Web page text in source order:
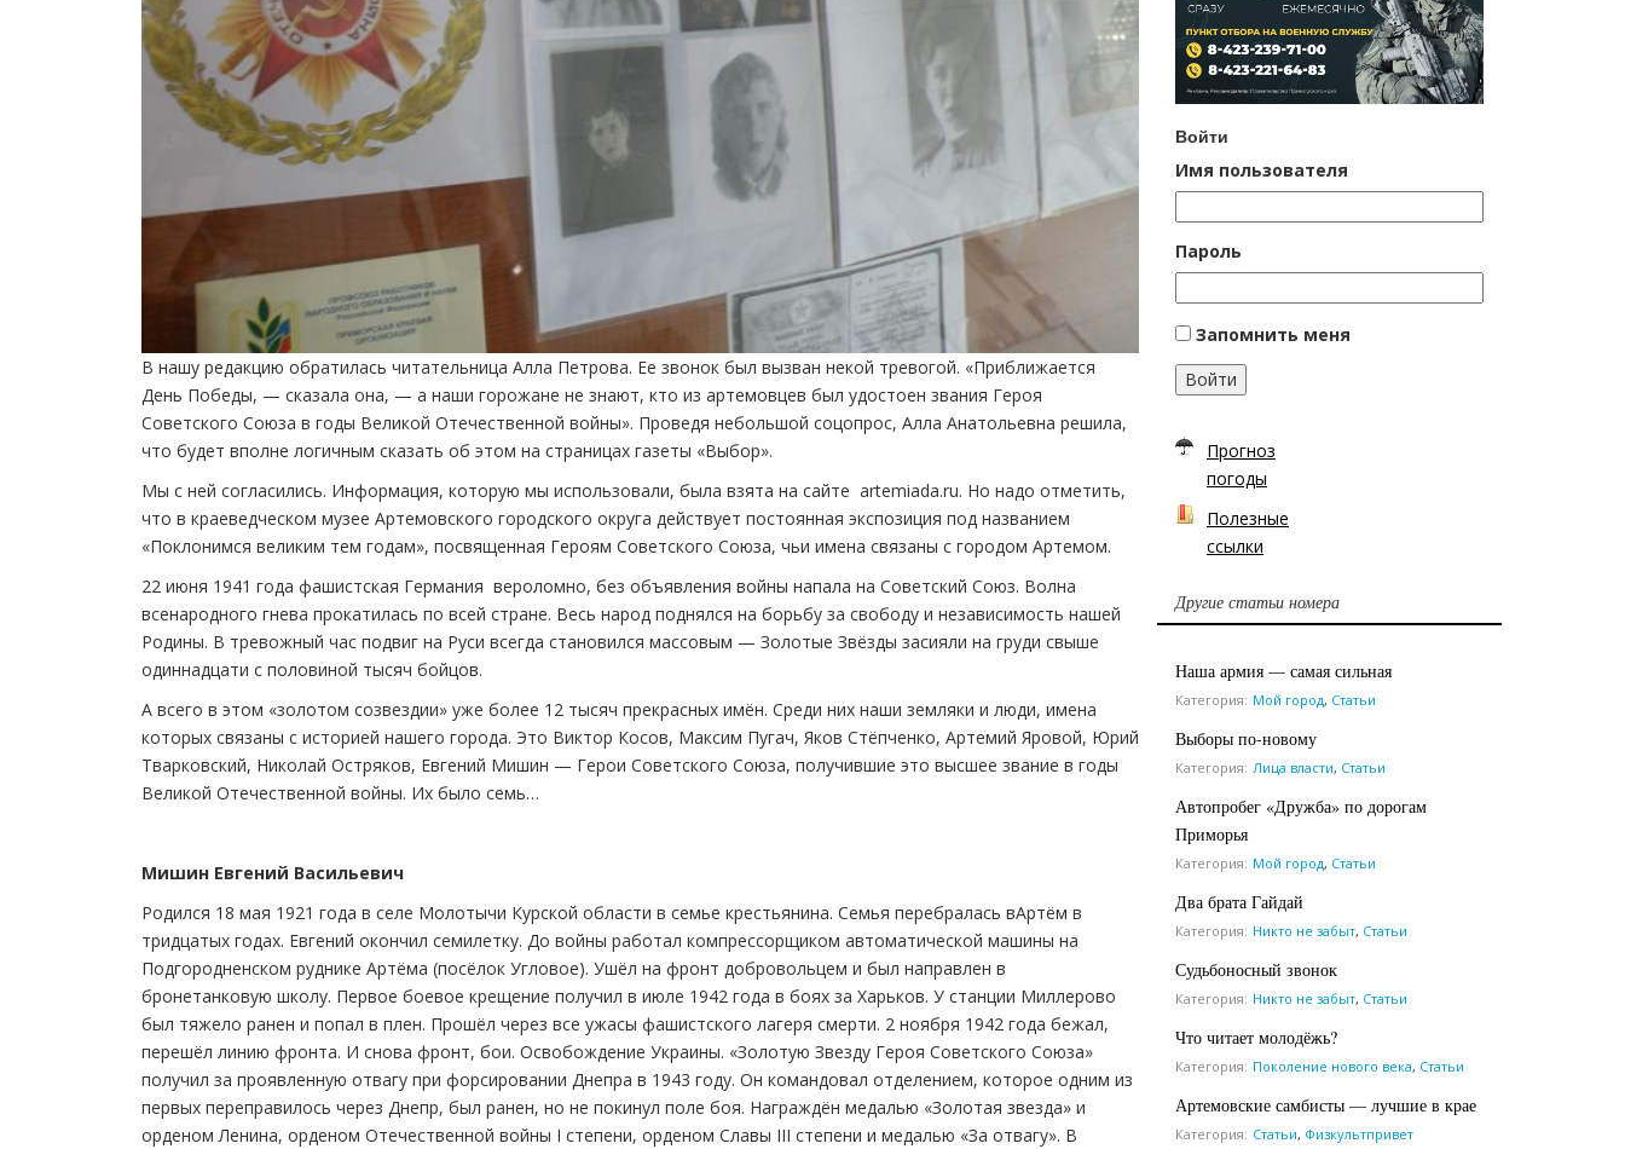
В нашу редакцию обратилась читательница Алла Петрова. Ее звонок был вызван некой тревогой. «Приближается
День Победы, — сказала она, — а наши горожане не знают, кто из артемовцев был удостоен звания Героя
Советского Союза в годы Великой Отечественной войны». Проведя небольшой соцопрос, Алла Анатольевна решила,
что будет вполне логичным сказать об этом на страницах газеты «Выбор».
Мы с ней согласились. Информация, которую мы использовали, была взята на сайте artemiada.ru. Но надо отметить,
что в краеведческом музее Артемовского городского округа действует постоянная экспозиция под названием
«Поклонимся великим тем годам», посвященная Героям Советского Союза, чьи имена связаны с городом Артемом.
22 июня 1941 года фашистская Германия вероломно, без объявления войны напала на Советский Союз. Волна
всенародного гнева прокатилась по всей стране. Весь народ поднялся на борьбу за свободу и независимость нашей
Родины. В тревожный час подвиг на Руси всегда становился массовым — Золотые Звёзды засияли на груди свыше
одиннадцати с половиной тысяч бойцов.
А всего в этом «золотом созвездии» уже более 12 тысяч прекрасных имён. Среди них наши земляки и люди, имена
которых связаны с историей нашего города. Это Виктор Косов, Максим Пугач, Яков Стёпченко, Артемий Яровой, Юрий
Тварковский, Николай Остряков, Евгений Мишин — Герои Советского Союза, получившие это высшее звание в годы
Великой Отечественной войны. Их было семь…
Мишин Евгений Васильевич
Родился 18 мая 1921 года в селе Молотычи Курской области в семье крестьянина. Семья перебралась вАртём в
тридцатых годах. Евгений окончил семилетку. До войны работал компрессорщиком автоматической машины на
Подгородненском руднике Артёма (посёлок Угловое). Ушёл на фронт добровольцем и был направлен в
бронетанковую школу. Первое боевое крещение получил в июле 1942 года в боях за Харьков. У станции Миллерово
был тяжело ранен и попал в плен. Прошёл через все ужасы фашистского лагеря смерти. 2 ноября 1942 года бежал,
перешёл линию фронта. И снова фронт, бои. Освобождение Украины. «Золотую Звезду Героя Советского Союза»
получил за проявленную отвагу при форсировании Днепра в 1943 году. Он командовал отделением, которое одним из
первых переправилось через Днепр, был ранен, но не покинул поле боя. Награждён медалью «Золотая звезда» и
орденом Ленина, орденом Отечественной войны I степени, орденом Славы III степени и медалью «За отвагу». В
Войти
Имя пользователя
Пароль
Запомнить меня
Войти
Прогноз
погоды
Полезные
ссылки
Другие статьи номера
Наша армия — самая сильная
Категория: Мой город, Статьи
Выборы по-новому
Категория: Лица власти, Статьи
Автопробег «Дружба» по дорогам
Приморья
Категория: Мой город, Статьи
Два брата Гайдай
Категория: Никто не забыт, Статьи
Судьбоносный звонок
Категория: Никто не забыт, Статьи
Что читает молодёжь?
Категория: Поколение нового века, Статьи
Артемовские самбисты — лучшие в крае
Категория: Статьи, Физкультпривет